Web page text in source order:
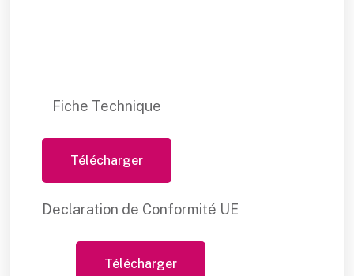
Fiche Technique
Télécharger
Declaration de Conformité UE
Télécharger